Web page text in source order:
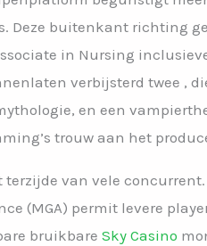
Deze buitenkant
in Nursing
verbijsterd twee ,
en een
trouw aan het
van vele
(MGA) permit levere
bruikbare Sky Casino